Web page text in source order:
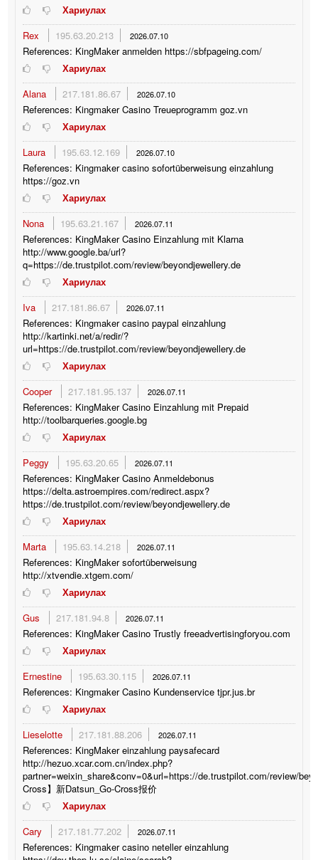
Хариулах
Rex
195.63.20.213 2026.07.10
References: KingMaker anmelden https://sbfpageing.com/
Хариулах
Alana
217.181.86.67 2026.07.10
References: Kingmaker Casino Treueprogramm goz.vn
Хариулах
Laura
195.63.12.169 2026.07.10
References: Kingmaker casino sofortüberweisung einzahlung
https://goz.vn
Хариулах
Nona
195.63.21.167 2026.07.11
References: KingMaker Casino Einzahlung mit Klarna
http://www.google.ba/url?
q=https://de.trustpilot.com/review/beyondjewellery.de
Хариулах
Iva
217.181.86.67 2026.07.11
References: Kingmaker casino paypal einzahlung
http://kartinki.net/a/redir/?
url=https://de.trustpilot.com/review/beyondjewellery.de
Хариулах
Cooper
217.181.95.137 2026.07.11
References: KingMaker Casino Einzahlung mit Prepaid
http://toolbarqueries.google.bg
Хариулах
Peggy
195.63.20.65 2026.07.11
References: KingMaker Casino Anmeldebonus
https://delta.astroempires.com/redirect.aspx?
https://de.trustpilot.com/review/beyondjewellery.de
Хариулах
Marta
195.63.14.218 2026.07.11
References: KingMaker sofortüberweisung
http://xtvendie.xtgem.com/
Хариулах
Gus
217.181.94.8 2026.07.11
References: KingMaker Casino Trustly freeadvertisingforyou.com
Хариулах
Ernestine
195.63.30.115 2026.07.11
References: Kingmaker Casino Kundenservice tjpr.jus.br
Хариулах
Lieselotte
217.181.88.206 2026.07.11
References: KingMaker einzahlung paysafecard
http://hezuo.xcar.com.cn/index.php?
partner=weixin_share&conv=0&url=https://de.trustpilot.com/review/
Cross】新Datsun_Go-Cross报价
Хариулах
Cary
217.181.77.202 2026.07.11
References: Kingmaker casino neteller einzahlung